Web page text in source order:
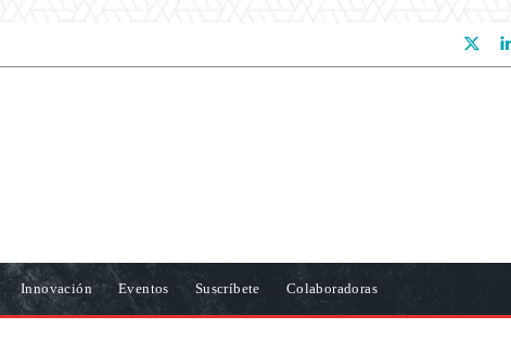
Innovación Eventos Suscríbete Colaboradoras